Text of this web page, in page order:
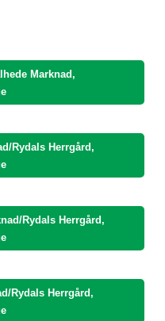
Marknad,
Rydals Herrgård,
Rydals Herrgård,
Rydals Herrgård,